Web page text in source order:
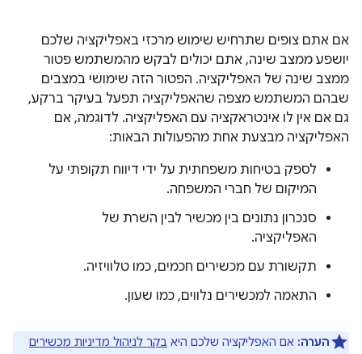
אם אתם צופים שתרחיש שימוש מרכזי באפליקציה שלכם
יושפע ממצב שינה, אתם יכולים לבקש מהמשתמש פטור
ממצב שינה של האפליקציה. הפטור הזה שימושי במצבים
שבהם המשתמש מצפה שהאפליקציה תפעל בעיקר ברקע,
גם אם אין לו אינטראקציה עם האפליקציה. לדוגמה, אם
האפליקציה מבצעת אחת מהפעולות הבאות:
לספק בטיחות משפחתית על ידי דיווח תקופתי על
המיקום של חברי המשפחה.
סנכרון נתונים בין מכשיר לבין השרת של
האפליקציה.
תקשורת עם מכשירים חכמים, כמו טלוויזיה.
התאמה למכשירים נלווים, כמו שעון.
הערה: אם האפליקציה שלכם היא בקר לניהול מדיניות מכשירים